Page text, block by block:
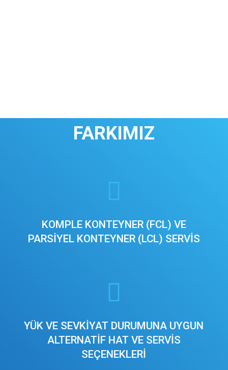
FARKIMIZ
KOMPLE KONTEYNER (FCL) VE
PARSİYEL KONTEYNER (LCL) SERVİS
YÜK VE SEVKİYAT DURUMUNA UYGUN
ALTERNATİF HAT VE SERVİS
SEÇENEKLERİ